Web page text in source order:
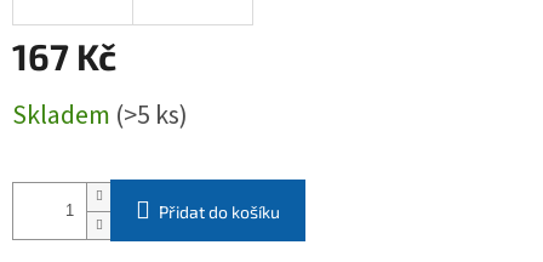
167 Kč
cena:
Skladem (>5 ks)
Přidat do košíku